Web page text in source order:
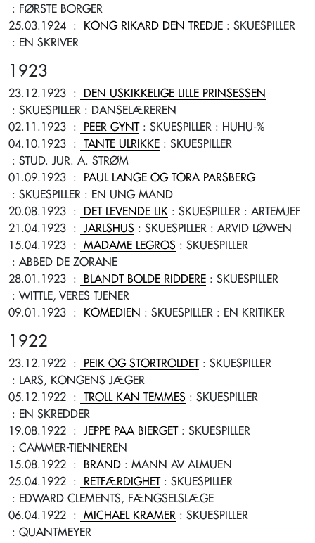
: FØRSTE BORGER
25.03.1924 : KONG RIKARD DEN TREDJE : SKUESPILLER
: EN SKRIVER
1923
23.12.1923 :
DEN USKIKKELIGE LILLE PRINSESSEN
: SKUESPILLER : DANSELÆREREN
02.11.1923 : PEER GYNT: SKUESPILLER : HUHU-%
04.10.1923 : TANTE ULRIKKE : SKUESPILLER
: STUD. JUR. A. STRØM
01.09.1923 :
PAUL LANGE OG TORA PARSBERG
: SKUESPILLER : EN UNG MAND
20.08.1923 : DET LEVENDE LIK : SKUESPILLER : ARTEMJEF
21.04.1923 : JARLSHUS : SKUESPILLER : ARVID LØWEN
15.04.1923 : MADAME LEGROS : SKUESPILLER
: ABBED DE ZORANE
28.01.1923 : BLANDT BOLDE RIDDERE : SKUESPILLER
: WITTLE, VERES TJENER
09.01.1923 : KOMEDIEN : SKUESPILLER : EN KRITIKER
1922
23.12.1922 : PEIK OG STORTROLDET: SKUESPILLER
: LARS, KONGENS JÆGER
05.12.1922 : TROLL KAN TEMMES : SKUESPILLER
: EN SKREDDER
19.08.1922 : JEPPE PAA BIERGET: SKUESPILLER
: CAMMER-TIENNEREN
15.08.1922 : BRAND : MANN AV ALMUEN
25.04.1922 : RETFÆRDIGHET: SKUESPILLER
: EDWARD CLEMENTS, FÆNGSELSLÆGE
06.04.1922 : MICHAEL KRAMER : SKUESPILLER
: QUANTMEYER